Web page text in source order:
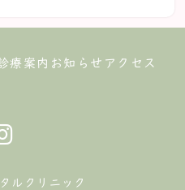
療案内 お知らせ アクセス
ルクリニック